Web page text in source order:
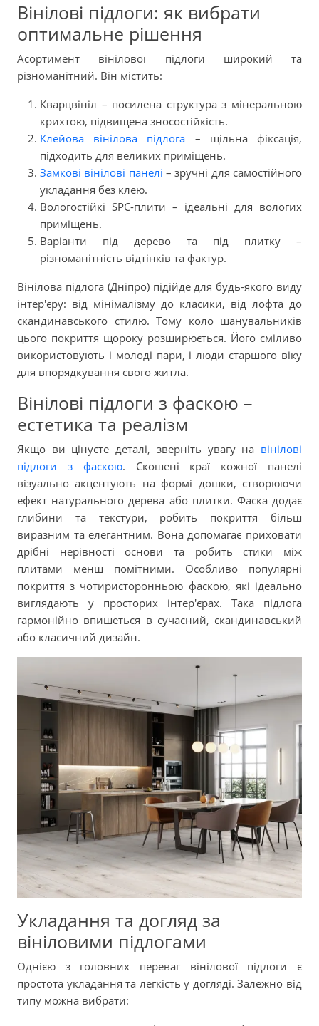
Вінілові підлоги: як вибрати
оптимальне рішення
Асортимент вінілової підлоги широкий та
різноманітний. Він містить:
Кварцвініл – посилена структура з мінеральною
крихтою, підвищена зносостійкість.
Клейова вінілова підлога – щільна фіксація,
підходить для великих приміщень.
Замкові вінілові панелі – зручні для самостійного
укладання без клею.
Вологостійкі SPC-плити – ідеальні для вологих
приміщень.
Варіанти під дерево та під плитку –
різноманітність відтінків та фактур.
Вінілова підлога (Дніпро) підійде для будь-якого виду
інтер'єру: від мінімалізму до класики, від лофта до
скандинавського стилю. Тому коло шанувальників
цього покриття щороку розширюється. Його сміливо
використовують і молоді пари, і люди старшого віку
для впорядкування свого житла.
Вінілові підлоги з фаскою –
естетика та реалізм
Якщо ви цінуєте деталі, зверніть увагу на вінілові
підлоги з фаскою. Скошені краї кожної панелі
візуально акцентують на формі дошки, створюючи
ефект натурального дерева або плитки. Фаска додає
глибини та текстури, робить покриття більш
виразним та елегантним. Вона допомагає приховати
дрібні нерівності основи та робить стики між
плитами менш помітними. Особливо популярні
покриття з чотиристоронньою фаскою, які ідеально
виглядають у просторих інтер'єрах. Така підлога
гармонійно впишеться в сучасний, скандинавський
або класичний дизайн.
Укладання та догляд за
вініловими підлогами
Однією з головних переваг вінілової підлоги є
простота укладання та легкість у догляді. Залежно від
типу можна вибрати: